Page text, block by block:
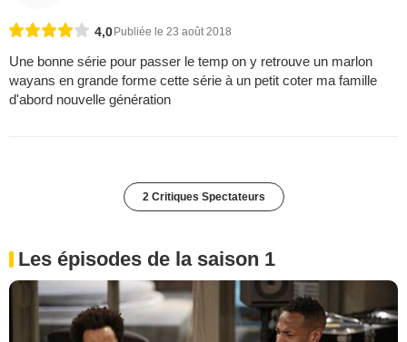
4,0 Publiée le 23 août 2018
Une bonne série pour passer le temp on y retrouve un marlon
wayans en grande forme cette série à un petit coter ma famille
d'abord nouvelle génération
2 Critiques Spectateurs
Les épisodes de la saison 1